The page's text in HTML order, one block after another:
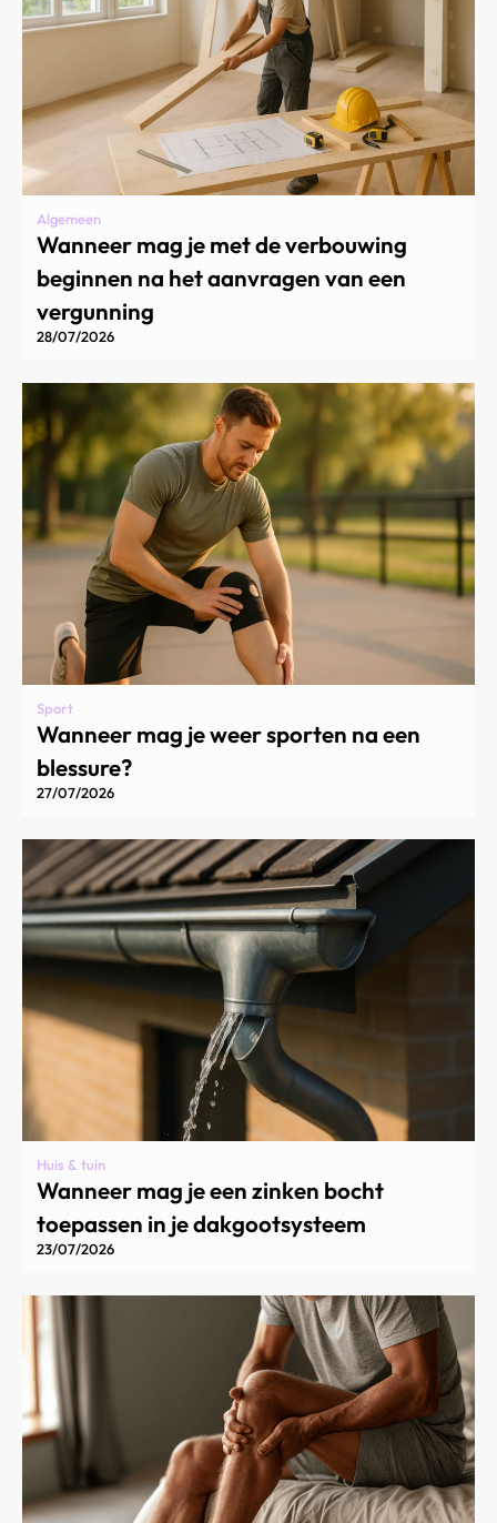
Algemeen
Wanneer mag je met de verbouwing
beginnen na het aanvragen van een
vergunning
28/07/2026
Sport
Wanneer mag je weer sporten na een
blessure?
27/07/2026
Huis & tuin
Wanneer mag je een zinken bocht
toepassen in je dakgootsysteem
23/07/2026